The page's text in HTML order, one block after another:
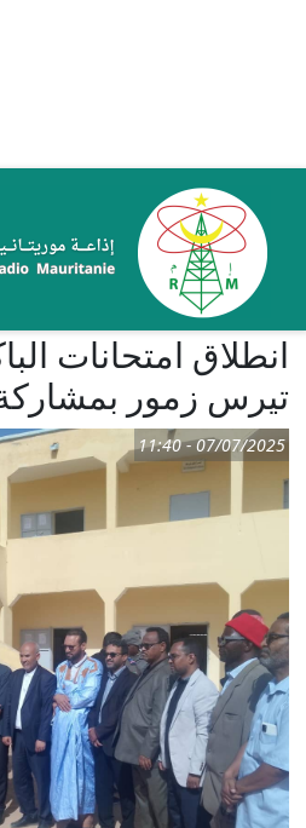
انطلاق امتحانات
تيرس زمور بمشاركة 832
07/07/2025 - 11:40